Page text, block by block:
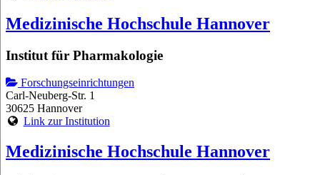
Medizinische Hochschule Hannover
Institut für Pharmakologie
Forschungseinrichtungen
Carl-Neuberg-Str. 1
30625 Hannover
Link zur Institution
Medizinische Hochschule Hannover